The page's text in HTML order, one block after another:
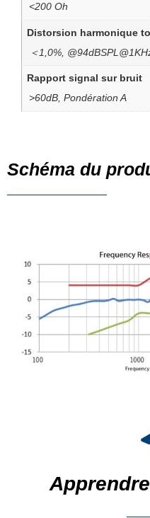
<200 Oh
Distorsion harmonique
＜1,0%,
Rapport signal sur bruit
>60dB, Pondération A
Schéma du